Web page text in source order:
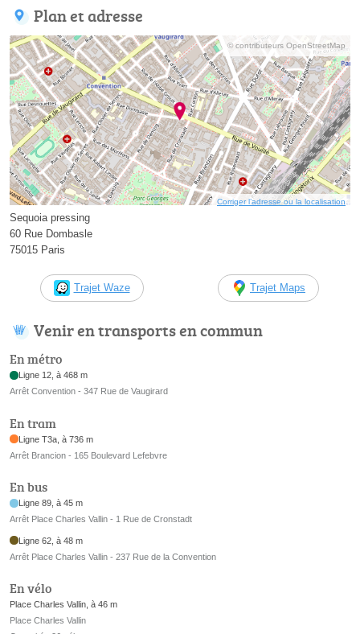
Plan et adresse
© contributeurs OpenStreetMap
Corriger l’adresse ou la localisation
Sequoia pressing
60 Rue Dombasle
75015 Paris
Trajet Waze Trajet Maps
Venir en transports en commun
En métro
Ligne 12, à 468 m
Arrêt Convention - 347 Rue de Vaugirard
En tram
Ligne T3a, à 736 m
Arrêt Brancion - 165 Boulevard Lefebvre
En bus
Ligne 89, à 45 m
Arrêt Place Charles Vallin - 1 Rue de Cronstadt
Ligne 62, à 48 m
Arrêt Place Charles Vallin - 237 Rue de la Convention
En vélo
Place Charles Vallin, à 46 m
Place Charles Vallin